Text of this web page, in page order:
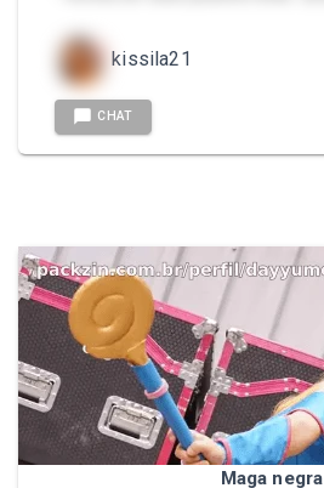
kissila21
CHAT
Maga negra